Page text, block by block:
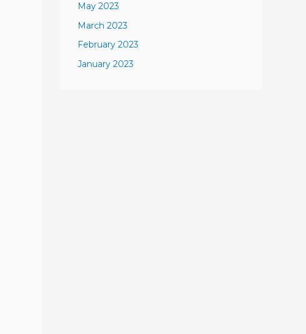
May 2023
March 2023
February 2023
January 2023